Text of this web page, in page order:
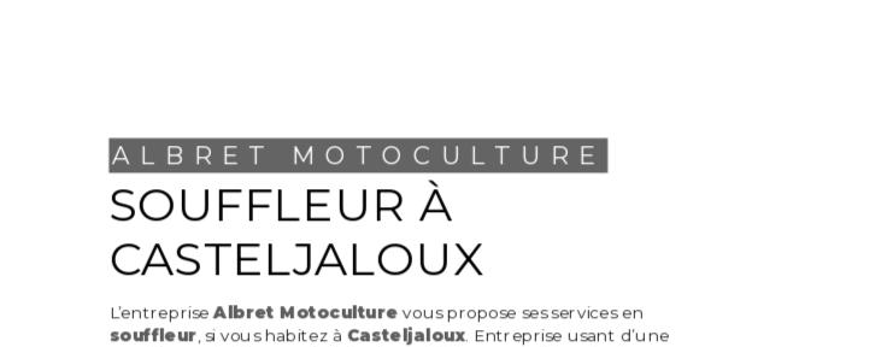
ALBRET MOTOCULTURE
SOUFFLEUR À
CASTELJALOUX
L’entrepriseAlbret Motoculturevous propose ses services en
souffleur, si vous habitez à Casteljaloux. Entreprise usant d’une